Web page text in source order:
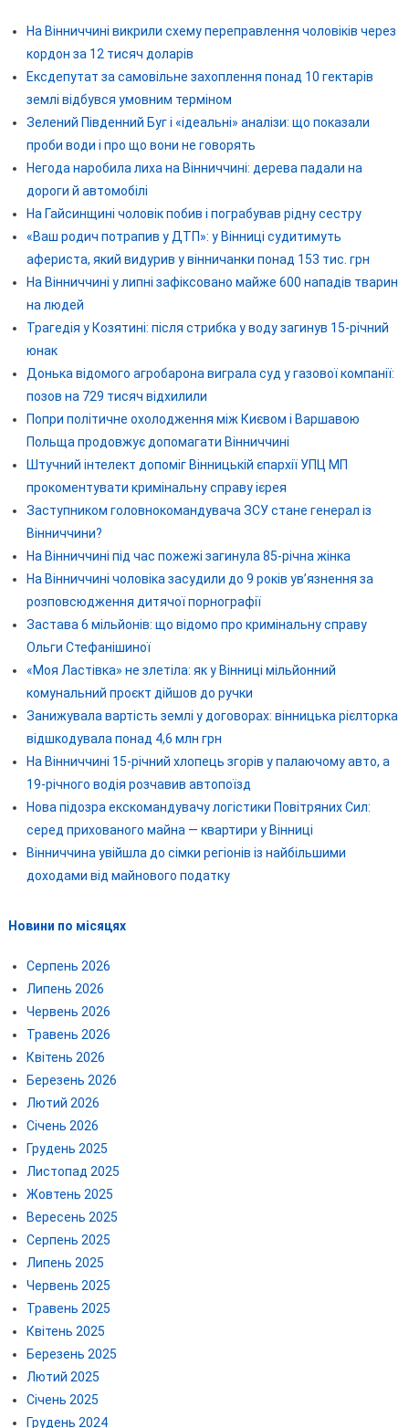
На Вінниччині викрили схему переправлення чоловіків через
кордон за 12 тисяч доларів
Ексдепутат за самовільне захоплення понад 10 гектарів
землі відбувся умовним терміном
Зелений Південний Буг і «ідеальні» аналізи: що показали
проби води і про що вони не говорять
Негода наробила лиха на Вінниччині: дерева падали на
дороги й автомобілі
На Гайсинщині чоловік побив і пограбував рідну сестру
«Ваш родич потрапив у ДТП»: у Вінниці судитимуть
афериста, який видурив у вінничанки понад 153 тис. грн
На Вінниччині у липні зафіксовано майже 600 нападів тварин
на людей
Трагедія у Козятині: після стрибка у воду загинув 15-річний
юнак
Донька відомого агробарона виграла суд у газової компанії:
позов на 729 тисяч відхилили
Попри політичне охолодження між Києвом і Варшавою
Польща продовжує допомагати Вінниччині
Штучний інтелект допоміг Вінницькій єпархії УПЦ МП
прокоментувати кримінальну справу ієрея
Заступником головнокомандувача ЗСУ стане генерал із
Вінниччини?
На Вінниччині під час пожежі загинула 85-річна жінка
На Вінниччині чоловіка засудили до 9 років ув’язнення за
розповсюдження дитячої порнографії
Застава 6 мільйонів: що відомо про кримінальну справу
Ольги Стефанішиної
«Моя Ластівка» не злетіла: як у Вінниці мільйонний
комунальний проєкт дійшов до ручки
Занижувала вартість землі у договорах: вінницька рієлторка
відшкодувала понад 4,6 млн грн
На Вінниччині 15-річний хлопець згорів у палаючому авто, а
19-річного водія розчавив автопоїзд
Нова підозра екскомандувачу логістики Повітряних Сил:
серед прихованого майна — квартири у Вінниці
Вінниччина увійшла до сімки регіонів із найбільшими
доходами від майнового податку
Новини по місяцях
Серпень 2026
Липень 2026
Червень 2026
Травень 2026
Квітень 2026
Березень 2026
Лютий 2026
Січень 2026
Грудень 2025
Листопад 2025
Жовтень 2025
Вересень 2025
Серпень 2025
Липень 2025
Червень 2025
Травень 2025
Квітень 2025
Березень 2025
Лютий 2025
Січень 2025
Грудень 2024